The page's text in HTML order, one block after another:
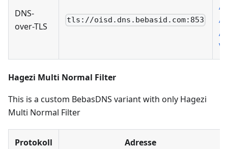
DNS-
over-TLS
tls://oisd.dns.bebasid.com:853
Hagezi Multi Normal Filter
This is a custom BebasDNS variant with only Hagezi
Multi Normal Filter
Protokoll Adresse